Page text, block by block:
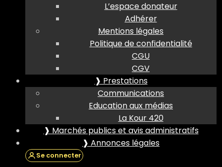
L’espace donateur
Adhérer
Mentions légales
Politique de confidentialité
CGU
CGV
❱ Prestations
Communications
Education aux médias
La Kour 420
❱ Marchés publics et avis administratifs
❱ Annonces légales
Se connecter